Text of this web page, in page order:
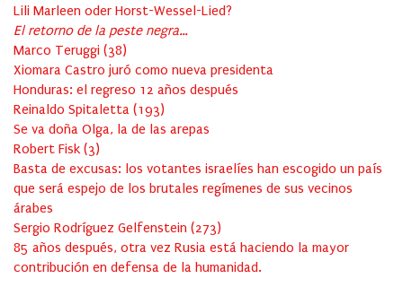
Lili Marleen oder Horst-Wessel-Lied?
El retorno de la peste negra…
Marco Teruggi (38)
Xiomara Castro juró como nueva presidenta
Honduras: el regreso 12 años después
Reinaldo Spitaletta (193)
Se va doña Olga, la de las arepas
Robert Fisk (3)
Basta de excusas: los votantes israelíes han escogido un país
que será espejo de los brutales regímenes de sus vecinos
árabes
Sergio Rodríguez Gelfenstein (273)
85 años después, otra vez Rusia está haciendo la mayor
contribución en defensa de la humanidad.